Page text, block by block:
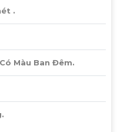
.
Màu Ban Đêm.